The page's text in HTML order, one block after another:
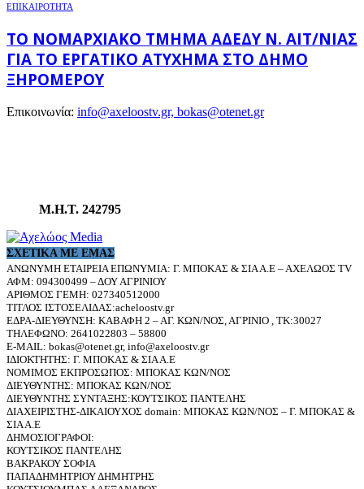
ΕΠΙΚΑΙΡΟΤΗΤΑ
ΤΟ ΝΟΜΑΡΧΙΑΚΌ ΤΜΉΜΑ ΑΔΕΔΥ Ν. ΑΙΤ/ΝΊΑΣ
ΓΙΑ ΤΟ ΕΡΓΑΤΙΚΌ ΑΤΎΧΗΜΑ ΣΤΟ ΔΉΜΟ
ΞΗΡΟΜΈΡΟΥ
Επικοινωνία: info@axeloostv.gr, bokas@otenet.gr
Μ.Η.Τ. 242795
ΣΧΕΤΙΚΆ ΜΕ ΕΜΆΣ
ΑΝΩΝΥΜΗ ΕΤΑΙΡΕΙΑ ΕΠΩΝΥΜΙΑ: Γ. ΜΠΟΚΑΣ & ΣΙΑ Α.Ε – ΑΧΕΛΩΟΣ TV
ΑΦΜ: 094300499 – ΔΟΥ ΑΓΡΙΝΙΟΥ
ΑΡΙΘΜΟΣ ΓΕΜΗ: 027340512000
ΤΙΤΛΟΣ ΙΣΤΟΣΕΛΙΔΑΣ:acheloostv.gr
ΕΔΡΑ-ΔΙΕΥΘΥΝΣΗ: ΚΑΒΑΦΗ 2 – ΑΓ. ΚΩΝ/ΝΟΣ, ΑΓΡΙΝΙΟ , ΤΚ:30027
ΤΗΛΕΦΩΝΟ: 2641022803 – 58800
E-MAIL: bokas@otenet.gr, info@axeloostv.gr
ΙΔΙΟΚΤΗΤΗΣ: Γ. ΜΠΟΚΑΣ & ΣΙΑ Α.Ε
ΝΟΜΙΜΟΣ ΕΚΠΡΟΣΩΠΟΣ: ΜΠΟΚΑΣ ΚΩΝ/ΝΟΣ
ΔΙΕΥΘΥΝΤΗΣ: ΜΠΟΚΑΣ ΚΩΝ/ΝΟΣ
ΔΙΕΥΘΥΝΤΗΣ ΣΥΝΤΑΞΗΣ:ΚΟΥΤΣΙΚΟΣ ΠΑΝΤΕΛΗΣ
ΔΙΑΧΕΙΡΙΣΤΗΣ-ΔΙΚΑΙΟΥΧΟΣ domain: ΜΠΟΚΑΣ ΚΩΝ/ΝΟΣ – Γ. ΜΠΟΚΑΣ &
ΣΙΑ Α.Ε
ΔΗΜΟΣΙΟΓΡΑΦΟΙ:
ΚΟΥΤΣΙΚΟΣ ΠΑΝΤΕΛΗΣ
ΒΑΚΡΑΚΟΥ ΣΟΦΙΑ
ΠΑΠΑΔΗΜΗΤΡΙΟΥ ΔΗΜΗΤΡΗΣ